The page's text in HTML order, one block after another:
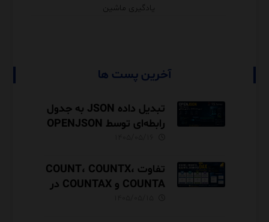
یادگیری ماشین
آخرین پست ها
تبدیل داده JSON به جدول
رابطه‌ای توسط OPENJSON
تفاوت COUNT، COUNTX،
COUNTA و COUNTAX در